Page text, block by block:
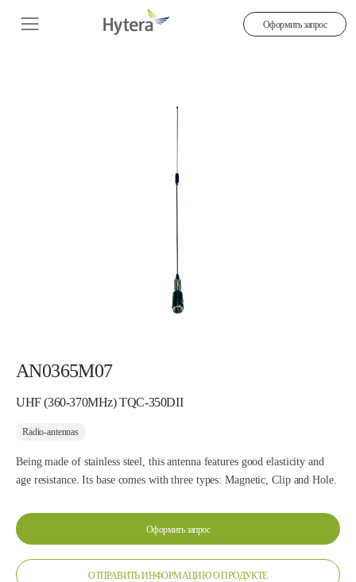
Оформить запрос
AN0365M07
UHF (360-370MHz) TQC-350DII
Radio-antennas
Being made of stainless steel, this antenna features good elasticity and
age resistance. Its base comes with three types: Magnetic, Clip and Hole.
Оформить запрос
ОТПРАВИТЬ ИНФОРМАЦИЮ О ПРОДУКТЕ